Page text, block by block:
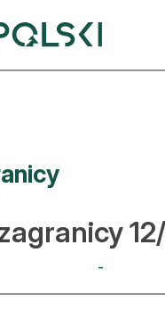
lasu
technologie
-